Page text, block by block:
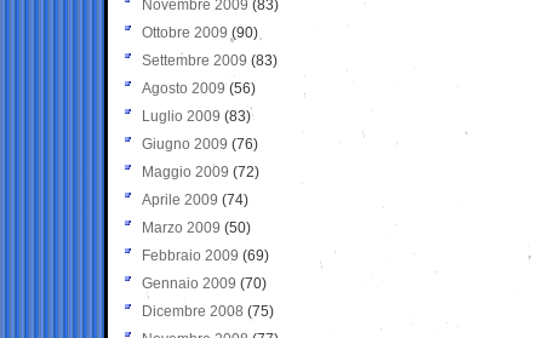
Novembre 2009 (83)
Ottobre 2009 (90)
Settembre 2009 (83)
Agosto 2009 (56)
Luglio 2009 (83)
Giugno 2009 (76)
Maggio 2009 (72)
Aprile 2009 (74)
Marzo 2009 (50)
Febbraio 2009 (69)
Gennaio 2009 (70)
Dicembre 2008 (75)